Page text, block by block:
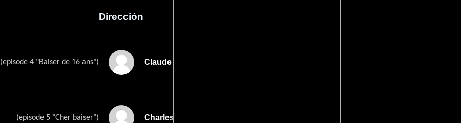
Dirección
(episode 4 "Baiser de 16 ans") Claude Berri
(episode 5 "Cher baiser") Charles L. Bitsch